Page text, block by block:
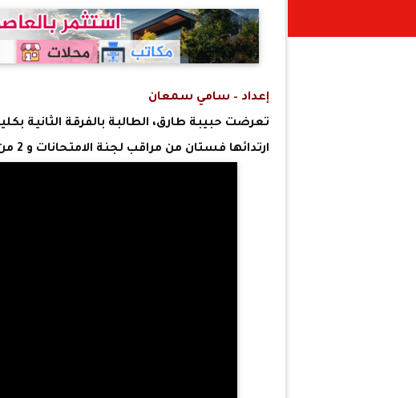
إعداد – سامي سمعان
تعرضت حبيبة طارق، الطالبة بالفرقة الثانية
ارتدائها فستان من مراقب لجنة الامتحانات و 2 من المراقبات.